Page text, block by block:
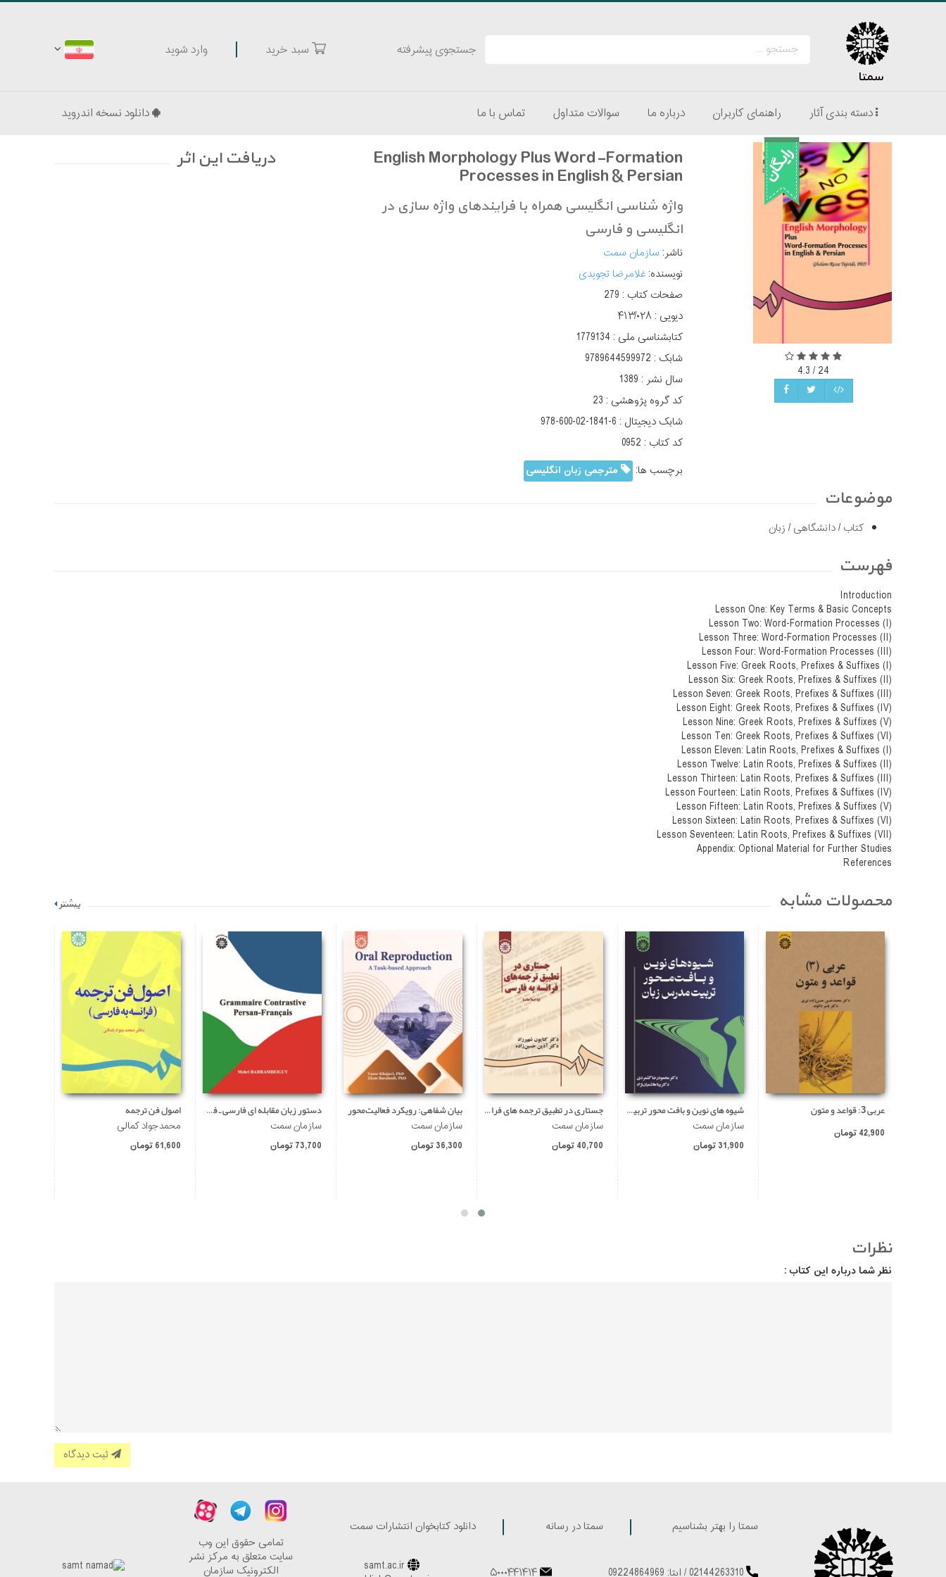
سمتا
جستجوی پیشرفته سبد خرید وارد شوید
دسته بندی آثار راهنمای کاربران درباره ما سوالات متداول تماس با ما دانلود نسخه اندروید
24
/
4.3
English Morphology Plus Word-Formation
Processes in English & Persian
واژه شناسی انگلیسی همراه با فرایندهای واژه سازی در
انگلیسی و فارسی
ناشر:سازمان سمت
نویسنده:غلامرضا تجویدی
صفحات کتاب : 279
دیویی :۴۱۳/۰۲۸
کتابشناسی ملی : 1779134
شابک : 9789644599972
سال نشر : 1389
کد گروه پژوهشی : 23
شابک دیجیتال : 978-600-02-1841-6
کد کتاب : 0952
دریافت این اثر
برچسب ها: مترجمی زبان انگلیسی
موضوعات
کتاب/دانشگاهی/زبان
فهرست
Introduction
Lesson One: Key Terms & Basic Concepts
Lesson Two: Word-Formation Processes (I)
Lesson Three: Word-Formation Processes (II)
Lesson Four: Word-Formation Processes (III)
Lesson Five: Greek Roots, Prefixes & Suffixes (I)
Lesson Six: Greek Roots, Prefixes & Suffixes (II)
Lesson Seven: Greek Roots, Prefixes & Suffixes (III)
Lesson Eight: Greek Roots, Prefixes & Suffixes (IV)
Lesson Nine: Greek Roots, Prefixes & Suffixes (V)
Lesson Ten: Greek Roots, Prefixes & Suffixes (VI)
Lesson Eleven: Latin Roots, Prefixes & Suffixes (I)
Lesson Twelve: Latin Roots, Prefixes & Suffixes (II)
Lesson Thirteen: Latin Roots, Prefixes & Suffixes (III)
Lesson Fourteen: Latin Roots, Prefixes & Suffixes (IV)
Lesson Fifteen: Latin Roots, Prefixes & Suffixes (V)
Lesson Sixteen: Latin Roots, Prefixes & Suffixes (VI)
Lesson Seventeen: Latin Roots, Prefixes & Suffixes (VII)
Appendix: Optional Material for Further Studies
References
محصولات مشابه بیشتر
عربی 3: قواعد و متون
42,900 تومان
شیوه های نوین و بافت محور تربیت مدرس زبان
سازمان سمت
31,900 تومان
جستاری در تطبیق ترجمه های فرانسه به فارسی
سازمان سمت
40,700 تومان
بیان شفاهی: رویکرد فعالیت‌محور
سازمان سمت
36,300 تومان
دستور زبان مقابله ای فارسی ـ فرانسه
سازمان سمت
73,700 تومان
اصول فن ترجمه
محمدجواد کمالی
61,600 تومان
نظرات
نظر شما درباره این کتاب :
سمتا را بهتر بشناسیم سمتا در رسانه دانلود کتابخوان انتشارات سمت
02144263310
/ایتا: 09224864969 ۵۰۰۰۴۴۱۴۱۴ samt.ac.ir
تمامی حقوق این وب
سایت متعلق به مرکز نشر
الکترونیک سازمان